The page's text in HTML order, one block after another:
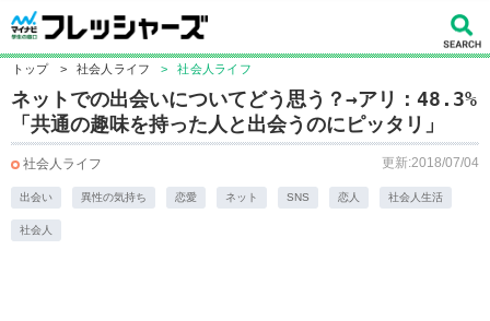
トップ > 社会人ライフ > 社会人ライフ
ネットでの出会いについてどう思う？→アリ：48.3%
「共通の趣味を持った人と出会うのにピッタリ」
社会人ライフ 更新:2018/07/04
出会い 異性の気持ち 恋愛 ネット SNS 恋人 社会人生活
社会人